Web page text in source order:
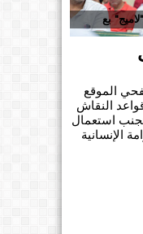
الموقع
النقاش
استعمال